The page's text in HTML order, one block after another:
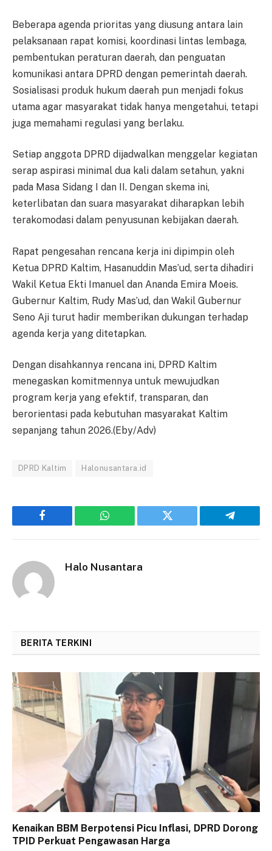
Beberapa agenda prioritas yang diusung antara lain
pelaksanaan rapat komisi, koordinasi lintas lembaga,
pembentukan peraturan daerah, dan penguatan
komunikasi antara DPRD dengan pemerintah daerah.
Sosialisasi produk hukum daerah pun menjadi fokus
utama agar masyarakat tidak hanya mengetahui, tetapi
juga memahami regulasi yang berlaku.
Setiap anggota DPRD dijadwalkan menggelar kegiatan
serap aspirasi minimal dua kali dalam setahun, yakni
pada Masa Sidang I dan II. Dengan skema ini,
keterlibatan dan suara masyarakat diharapkan lebih
terakomodasi dalam penyusunan kebijakan daerah.
Rapat pengesahan rencana kerja ini dipimpin oleh
Ketua DPRD Kaltim, Hasanuddin Mas’ud, serta dihadiri
Wakil Ketua Ekti Imanuel dan Ananda Emira Moeis.
Gubernur Kaltim, Rudy Mas’ud, dan Wakil Gubernur
Seno Aji turut hadir memberikan dukungan terhadap
agenda kerja yang ditetapkan.
Dengan disahkannya rencana ini, DPRD Kaltim
menegaskan komitmennya untuk mewujudkan
program kerja yang efektif, transparan, dan
berorientasi pada kebutuhan masyarakat Kaltim
sepanjang tahun 2026.(Eby/Adv)
DPRD Kaltim Halonusantara.id
Facebook WhatsApp Twitter Telegram
Halo Nusantara
BERITA TERKINI
Kenaikan BBM Berpotensi Picu Inflasi, DPRD Dorong
TPID Perkuat Pengawasan Harga